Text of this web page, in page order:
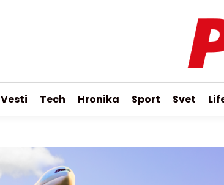
Vesti Tech Hronika Sport Svet